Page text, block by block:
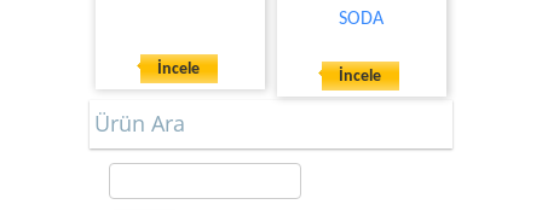
İncele
SODA
İncele
Ürün Ara